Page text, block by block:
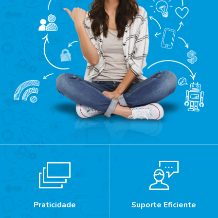
Praticidade Suporte Eficiente